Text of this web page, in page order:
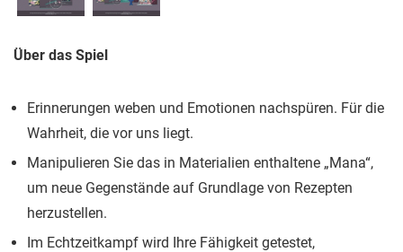
Über das Spiel
Erinnerungen weben und Emotionen nachspüren. Für die
Wahrheit, die vor uns liegt.
Manipulieren Sie das in Materialien enthaltene „Mana“,
um neue Gegenstände auf Grundlage von Rezepten
herzustellen.
Im Echtzeitkampf wird Ihre Fähigkeit getestet,